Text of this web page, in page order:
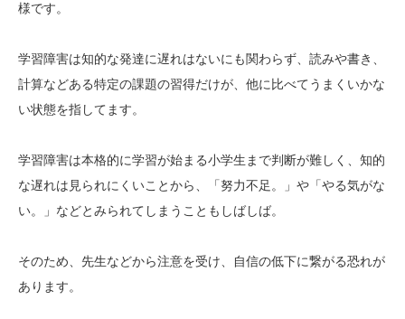
様です。
学習障害は知的な発達に遅れはないにも関わらず、読みや書き、
計算などある特定の課題の習得だけが、他に比べてうまくいかな
い状態を指してます。
学習障害は本格的に学習が始まる小学生まで判断が難しく、知的
な遅れは見られにくいことから、「努力不足。」や「やる気がな
い。」などとみられてしまうこともしばしば。
そのため、先生などから注意を受け、自信の低下に繋がる恐れが
あります。